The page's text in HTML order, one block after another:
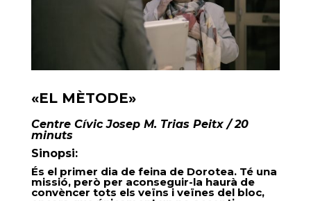
«EL MÈTODE»
Centre Cívic Josep M. Trias Peitx / 20
minuts
Sinopsi:
És el primer dia de feina de Dorotea. Té una
missió, però per aconseguir-la haurà de
convèncer tots els veïns i veïnes del bloc,